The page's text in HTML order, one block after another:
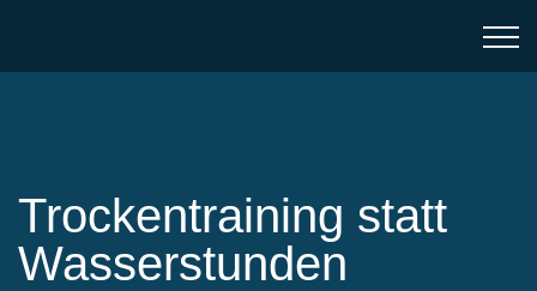
Trockentraining statt
Wasserstunden